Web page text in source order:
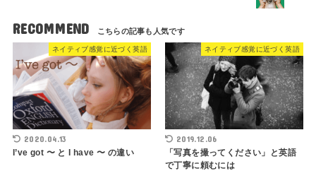
RECOMMEND
ネイティブ感覚に近づく英語
2020.04.13
I’ve got 〜 と I have 〜 の違い
ネイティブ感覚に近づく英語
2019.12.06
「写真を撮ってください」と英語
で丁寧に頼むには